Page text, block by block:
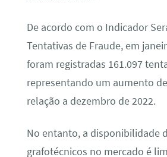
De acordo com o Indicador
Tentativas de Fraude, em
foram registradas 161.097
representando um aumento
relação a dezembro de 2022.
No entanto, a disponibilidade
grafotécnicos no mercado é